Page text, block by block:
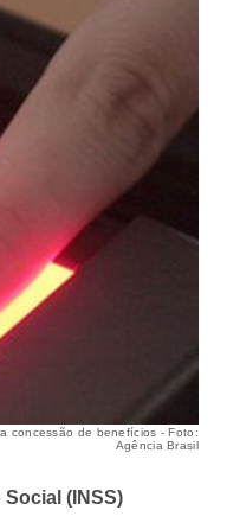
concessão de benefícios - Foto:
Agência Brasil
(INSS)